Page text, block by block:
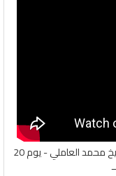
أربعينية الإمام الحسين عليه السلام - سماحة الشيخ محمد العاملي - يوم 20